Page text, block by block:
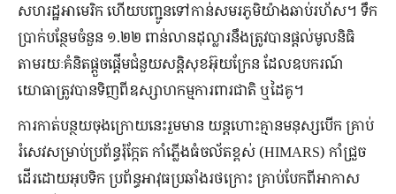
សហរដ្ឋអាមេរិក ហើយបញ្ជូនទៅកាន់សមរភូមិយ៉ាងឆាប់រហ័ស។ ទឹក
ប្រាក់បន្ថែមចំនួន ១.២២ ពាន់លានដុល្លារនឹងត្រូវបានផ្តល់មូលនិធិ
តាមរយៈគំនិតផ្តួចផ្តើមជំនួយសន្តិសុខអ៊ុយក្រែន ដែលឧបករណ៍
យោធាត្រូវបានទិញពីឧស្សាហកម្មការពារជាតិ ឬដៃគូ។
ការកាត់បន្ថយចុងក្រោយនេះរួមមាន យន្តហោះគ្មានមនុស្សបើក គ្រាប់
រំសេវសម្រាប់ប្រព័ន្ធរ៉ុក្កែត កាំភ្លើងធំចល័តខ្ពស់ (HIMARS) កាំជ្រួច
ដើរដោយអុបទិក ប្រព័ន្ធអាវុធប្រឆាំងរថក្រោះ គ្រាប់បែកពីអាកាស